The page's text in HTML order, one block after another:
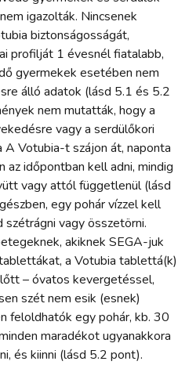
igazolták. Nincsenek
biztonságosságát,
profilját 1 évesnél fiatalabb,
gyermekek esetében nem
álló adatok (lásd 5.1 és 5.2
nem mutatták, hogy a
vagy a serdülőkori
Votubia-t szájon át, naponta
az időpontban kell adni, mindig
vagy attól függetlenül (lásd
egy pohár vízzel kell
vagy összetörni.
akiknek SEGA-juk
a Votubia tablettá(k)
– óvatos kevergetéssel,
szét nem esik (esnek)
feloldhatók egy pohár, kb. 30
maradékot ugyanakkora
és kiinni (lásd 5.2 pont).